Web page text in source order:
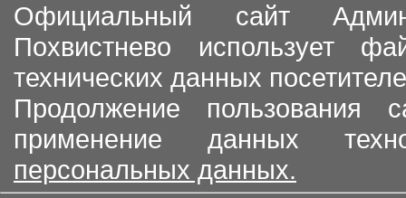
Официальный сайт
Похвистнево использует
технических данных
Продолжение пользования
применение данных
персональных данных.